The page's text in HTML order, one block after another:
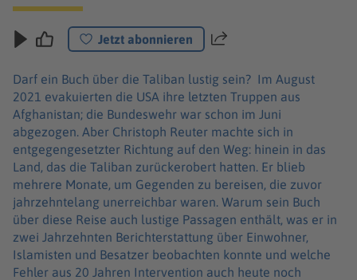
Jetzt abonnieren Teilen
Darf ein Buch über die Taliban lustig sein? Im August
2021 evakuierten die USA ihre letzten Truppen aus
Afghanistan; die Bundeswehr war schon im Juni
abgezogen. Aber Christoph Reuter machte sich in
entgegengesetzter Richtung auf den Weg: hinein in das
Land, das die Taliban zurückerobert hatten. Er blieb
mehrere Monate, um Gegenden zu bereisen, die zuvor
jahrzehntelang unerreichbar waren. Warum sein Buch
über diese Reise auch lustige Passagen enthält, was er in
zwei Jahrzehnten Berichterstattung über Einwohner,
Islamisten und Besatzer beobachten konnte und welche
Fehler aus 20 Jahren Intervention auch heute noch